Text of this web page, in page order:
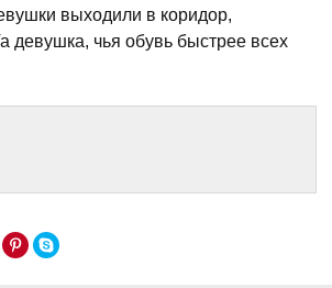
выходили в коридор,
девушка, чья обувь быстрее всех